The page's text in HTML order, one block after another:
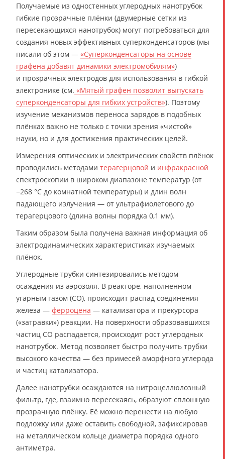
Получаемые из одностенных углеродных нанотрубок
гибкие прозрачные плёнки (двумерные сетки из
пересекающихся нанотрубок) могут потребоваться для
создания новых эффективных суперконденсаторов (мы
писали об этом — «Суперконденсаторы на основе
графена добавят динамики электромобилям»)
и прозрачных электродов для использования в гибкой
электронике (см. «Мятый графен позволит выпускать
суперконденсаторы для гибких устройств»). Поэтому
изучение механизмов переноса зарядов в подобных
плёнках важно не только с точки зрения «чистой»
науки, но и для достижения практических целей.
Измерения оптических и электрических свойств плёнок
проводились методами терагерцовой и инфракрасной
спектроскопии в широком диапазоне температур (от
−268 °C до комнатной температуры) и длин волн
падающего излучения — от ультрафиолетового до
терагерцового (длина волны порядка 0,1 мм).
Таким образом была получена важная информация об
электродинамических характеристиках изучаемых
плёнок.
Углеродные трубки синтезировались методом
осаждения из аэрозоля. В реакторе, наполненном
угарным газом (CO), происходит распад соединения
железа — ферроцена — катализатора и прекурсора
(«затравки») реакции. На поверхности образовавшихся
частиц CO распадается, происходит рост углеродных
нанотрубок. Метод позволяет быстро получить трубки
высокого качества — без примесей аморфного углерода
и частиц катализатора.
Далее нанотрубки осаждаются на нитроцеллюлозный
фильтр, где, взаимно пересекаясь, образуют сплошную
прозрачную плёнку. Её можно перенести на любую
подложку или даже оставить свободной, зафиксировав
на металлическом кольце диаметра порядка одного
антиметра.